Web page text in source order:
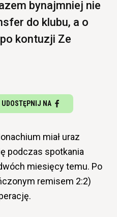
bynajmniej nie
do klubu, a o
kontuzji Ze
UDOSTĘPNIJ NA
miał uraz
podczas spotkania
miesięcy temu. Po
remisem 2:2)